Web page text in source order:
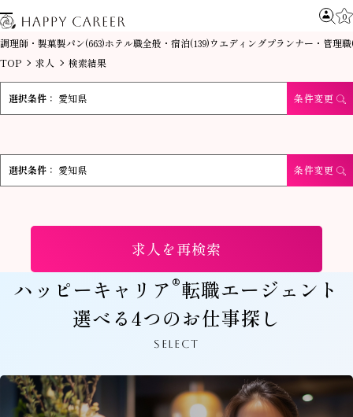
0
調理師・製菓製パン(663)ホテル職全般・宿泊(139)ウエディングプランナー・管理職
TOP 求人 検索結果
選択条件： 愛知県 条件変更
選択条件： 愛知県 条件変更
求人を再検索
ハッピーキャリア®転職エージェント
選べる4つのお仕事探し
SELECT